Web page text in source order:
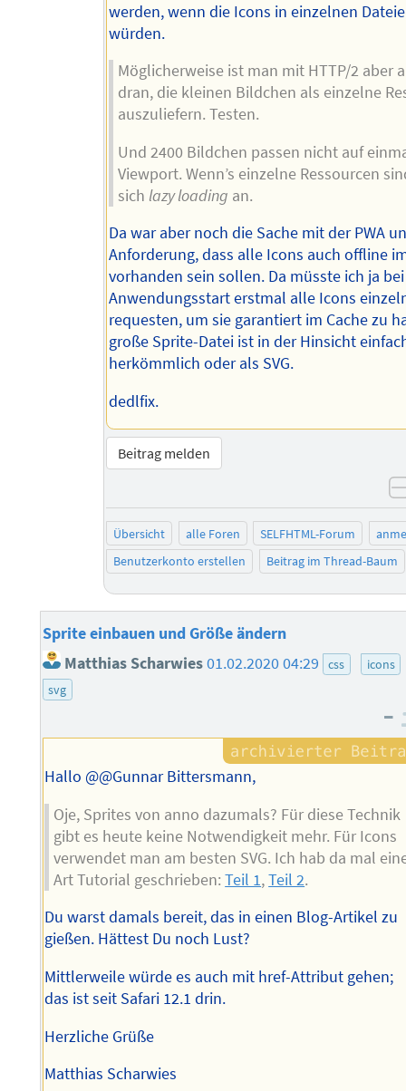
werden, wenn die Icons in einzelnen
würden.
Möglicherweise ist man mit HTTP/2 aber
dran, die kleinen Bildchen als einzelne
auszuliefern. Testen.
Und 2400 Bildchen passen nicht auf
Viewport. Wenn’s einzelne Ressourcen
sich lazy loading an.
Da war aber noch die Sache mit der PWA
Anforderung, dass alle Icons auch offline
vorhanden sein sollen. Da müsste ich ja
Anwendungsstart erstmal alle Icons
requesten, um sie garantiert im Cache zu
große Sprite-Datei ist in der Hinsicht
herkömmlich oder als SVG.
dedlfix.
Beitrag melden
Übersicht alle Foren SELFHTML-Forum
Benutzerkonto erstellen
Beitrag im Thread-Baum
Sprite einbauen und Größe ändern
Matthias Scharwies01.02.2020 04:29 css
icons
svg
–
Hallo @@Gunnar Bittersmann,
Oje, Sprites von anno dazumals? Für diese Technik
gibt es heute keine Notwendigkeit mehr. Für Icons
verwendet man am besten SVG. Ich hab da mal
Art Tutorial geschrieben:Teil 1,Teil 2.
Du warst damals bereit, das in einen Blog-Artikel zu
gießen. Hättest Du noch Lust?
Mittlerweile würde es auch mit href-Attribut gehen;
das ist seit Safari 12.1 drin.
Herzliche Grüße
Matthias Scharwies